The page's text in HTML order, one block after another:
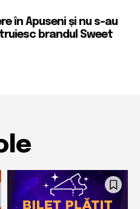
în Apuseni și nu s-au
brandul Sweet